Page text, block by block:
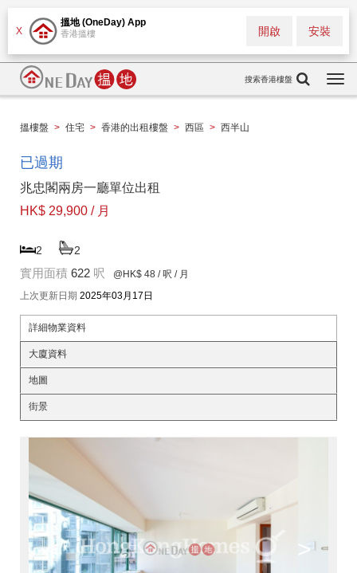
X
搵地 (OneDay) App
香港搵樓 安裝
開啟
搜索香港樓盤
搵樓盤 > 住宅 > 香港的出租樓盤 > 西區 > 西半山
已過期
兆忠閣兩房一廳單位出租
HK$ 29,900 / 月
2 2
實用面積 622 呎 @HK$ 48 / 呎 / 月
上次更新日期 2025年03月17日
詳細物業資料
大廈資料
地圖
街景
< >